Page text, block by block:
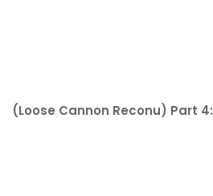
(Loose Cannon Reconu) Part 4: